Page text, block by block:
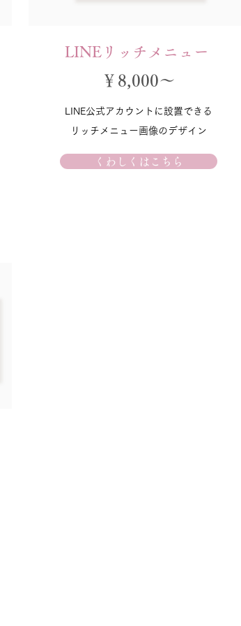
LINEリッチメニュー
￥8,000～
LINE公式アカウントに設置できる
リッチメニュー画像のデザイン
くわしくはこちら